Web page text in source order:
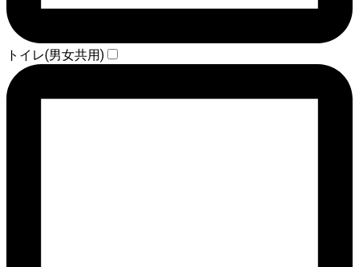
トイレ(男女共用)